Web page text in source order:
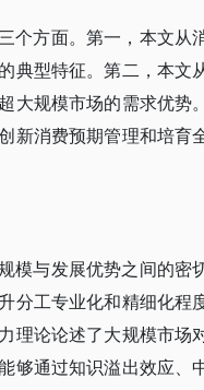
个方面。第一，本文从
典型特征。第二，本文
大规模市场的需求优
新消费预期管理和培育
模与发展优势之间的密
分工专业化和精细化程
理论论述了大规模市
够通过知识溢出效应